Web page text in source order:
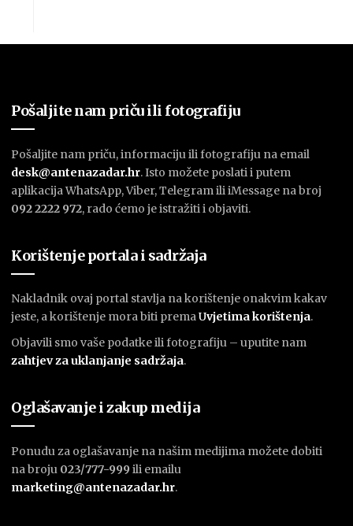
Pošaljite nam priču ili fotografiju
Pošaljite nam priču, informaciju ili fotografiju na email
desk@antenazadar.hr. Isto možete poslati i putem
aplikacija WhatsApp, Viber, Telegram ili iMessage na broj
092 2222 972, rado ćemo je istražiti i objaviti.
Korištenje portala i sadržaja
Nakladnik ovaj portal stavlja na korištenje onakvim kakav
jeste, a korištenje mora biti premaUvjetima korištenja.
Objavili smo vaše podatke ili fotografiju – uputite nam
zahtjev za uklanjanje sadržaja.
Oglašavanje i zakup medija
Ponudu za oglašavanje na našim medijima možete dobiti
na broju 023/777-999 ili emailu
marketing@antenazadar.hr.